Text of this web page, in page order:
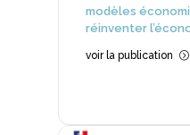
modèles
réinventer
voir la publication =